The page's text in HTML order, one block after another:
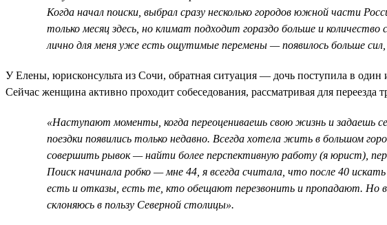
Когда начал поиски, выбрал сразу несколько городов южной части
только месяц здесь, но климат подходит гораздо больше и
лично для меня уже есть ощутимые перемены — появилось больше
У Елены, юрисконсульта из Сочи, обратная ситуация — дочь поступила в
Сейчас женщина активно проходит собеседования, рассматривая для переезда
«Наступают моменты, когда переоцениваешь свою жизнь и задаешь
поездки появились только недавно. Всегда хотела жить в большом
совершить рывок — найти более перспективную работу (я юрист),
Поиск начинала робко — мне 44, я всегда считала, что после 40
есть и отказы, есть те, кто обещают перезвонить и пропадают. Но в
склоняюсь в пользу Северной столицы».